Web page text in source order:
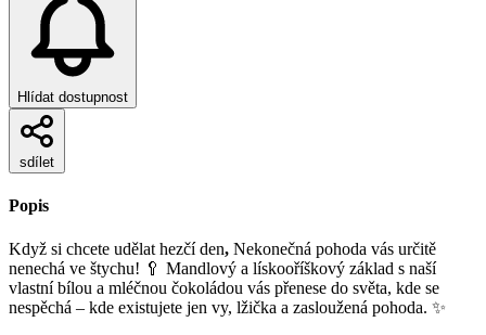
Hlídat dostupnost
sdílet
Popis
Když si chcete udělat hezčí den, Nekonečná pohoda vás určitě
nenechá ve štychu! 🥄 Mandlový a lískooříškový základ s naší
vlastní bílou a mléčnou čokoládou vás přenese do světa, kde se
nespěchá – kde existujete jen vy, lžička a zasloužená pohoda. ✨